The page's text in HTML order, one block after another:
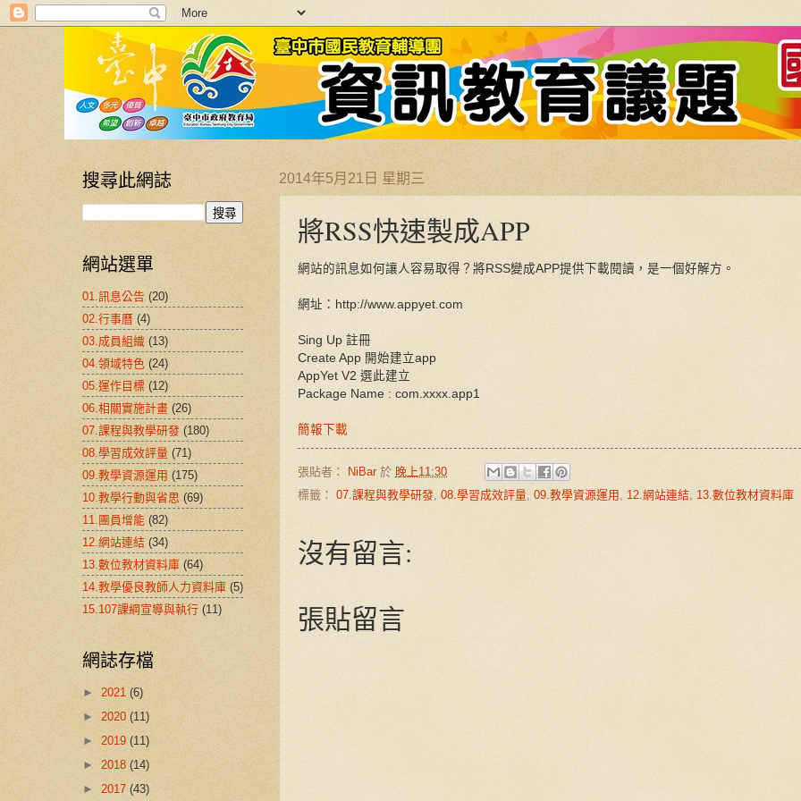
2014年5月21日 星期三
將RSS快速製成APP
網站的訊息如何讓人容易取得？將RSS變成APP提供下載閱讀，是一個好解方。
網址：http://www.appyet.com
Sing Up 註冊
Create App 開始建立app
AppYet V2 選此建立
Package Name : com.xxxx.app1
簡報下載
張貼者： NiBar 於 晚上11:30
標籤： 07.課程與教學研發, 08.學習成效評量, 09.教學資源運用 , 12.網站連結, 13.數位教材資料庫
沒有留言:
張貼留言
搜尋此網誌
網站選單
01.訊息公告 (20)
02.行事曆 (4)
03.成員組織 (13)
04.領域特色 (24)
05.運作目標 (12)
06.相關實施計畫 (26)
07.課程與教學研發 (180)
08.學習成效評量 (71)
09.教學資源運用 (175)
10.教學行動與省思 (69)
11.團員增能 (82)
12.網站連結 (34)
13.數位教材資料庫 (64)
14.教學優良教師人力資料庫 (5)
15.107課綱宣導與執行 (11)
網誌存檔
► 2021 (6)
► 2020 (11)
► 2019 (11)
► 2018 (14)
► 2017 (43)